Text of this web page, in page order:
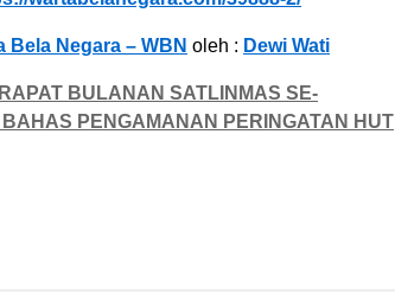
Bela Negara – WBN oleh : Dewi Wati
BULANAN SATLINMAS SE-
PENGAMANAN PERINGATAN HUT